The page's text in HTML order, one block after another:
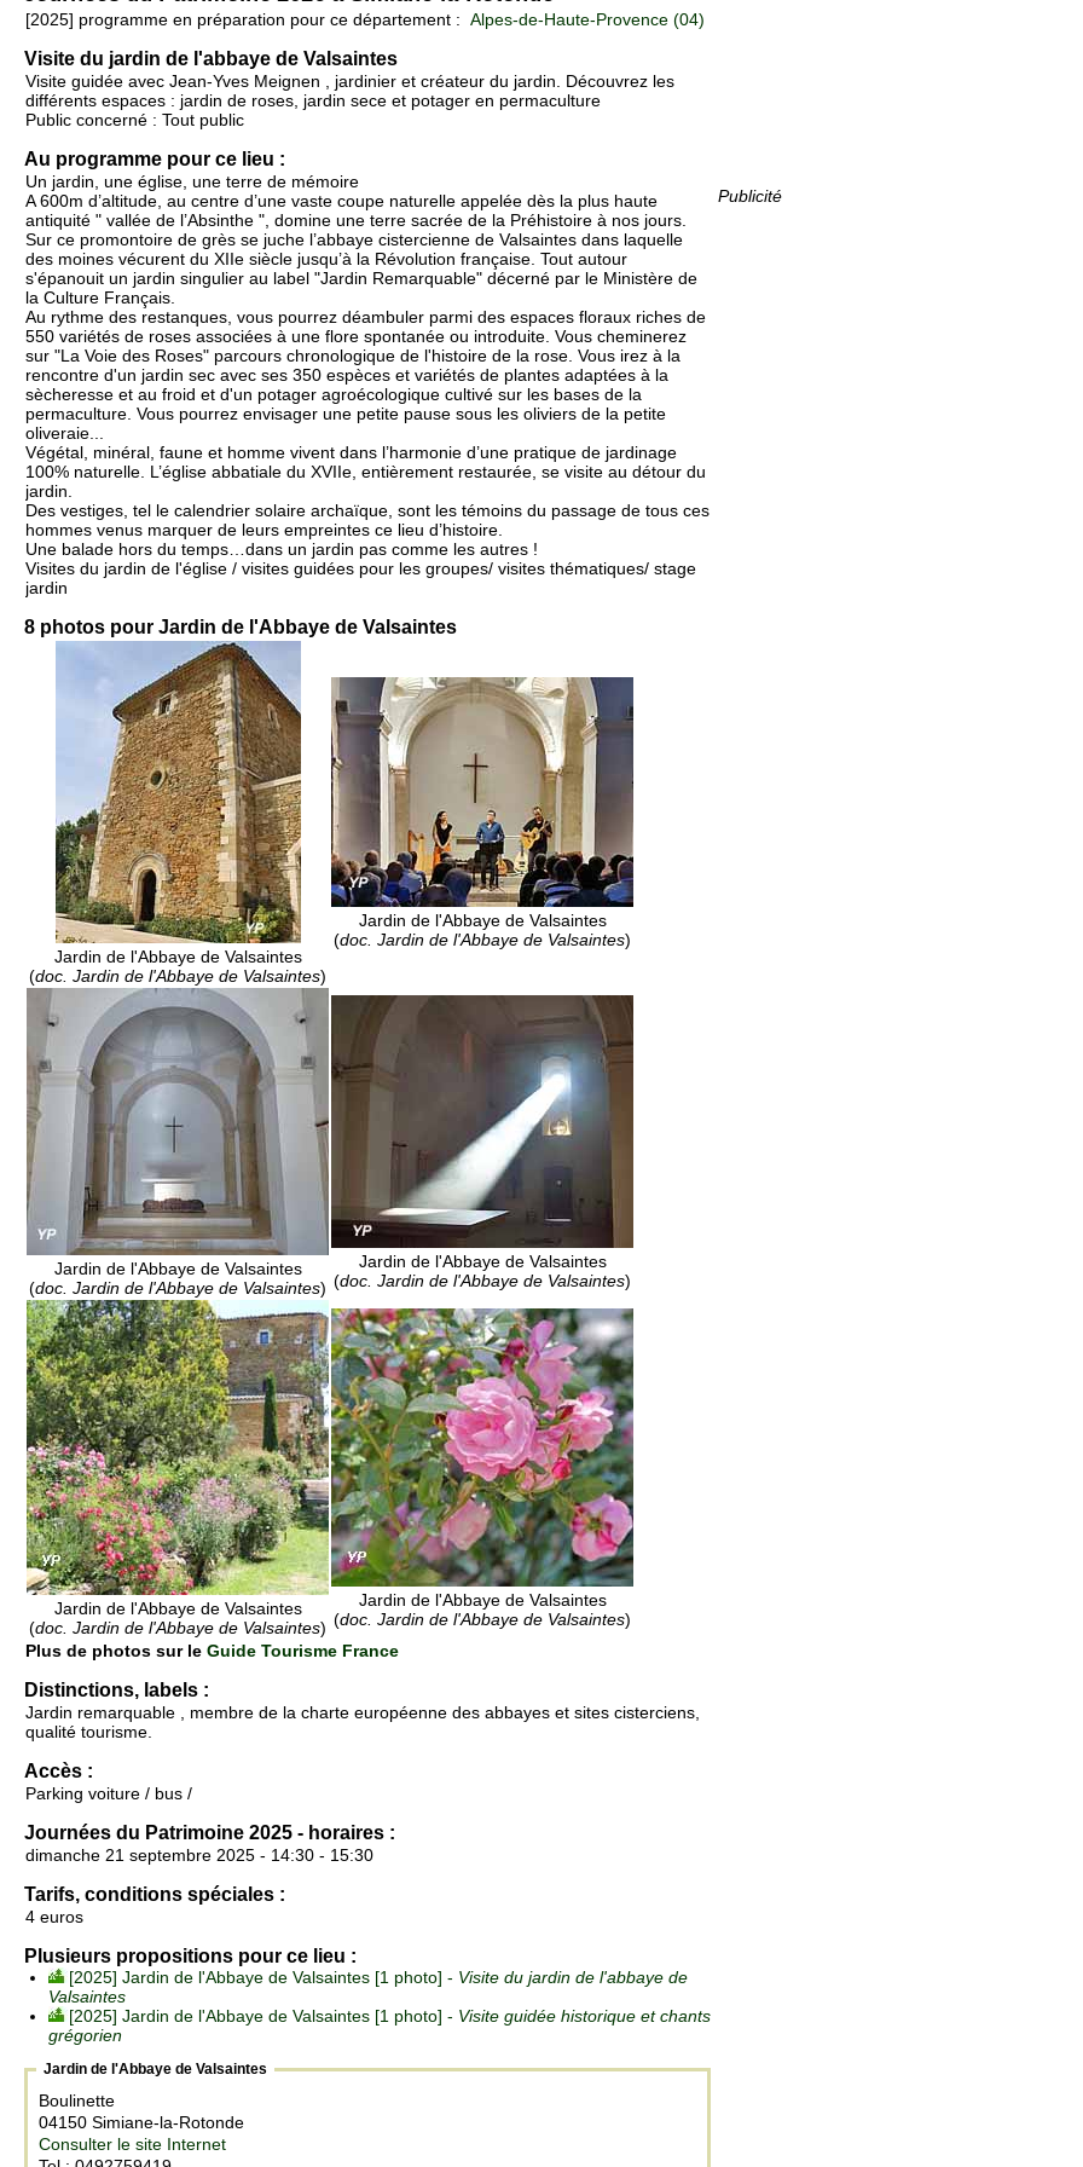
Publicité
[2025] programme en préparation pour ce département : Alpes-de-Haute-Provence (04)
Visite du jardin de l'abbaye de Valsaintes
Visite guidée avec Jean-Yves Meignen , jardinier et créateur du jardin. Découvrez les
différents espaces : jardin de roses, jardin sece et potager en permaculture
Public concerné : Tout public
Au programme pour ce lieu :
Un jardin, une église, une terre de mémoire
A 600m d’altitude, au centre d’une vaste coupe naturelle appelée dès la plus haute
antiquité " vallée de l’Absinthe ", domine une terre sacrée de la Préhistoire à nos jours.
Sur ce promontoire de grès se juche l’abbaye cistercienne de Valsaintes dans laquelle
des moines vécurent du XIIe siècle jusqu’à la Révolution française. Tout autour
s'épanouit un jardin singulier au label "Jardin Remarquable" décerné par le Ministère de
la Culture Français.
Au rythme des restanques, vous pourrez déambuler parmi des espaces floraux riches de
550 variétés de roses associées à une flore spontanée ou introduite. Vous cheminerez
sur "La Voie des Roses" parcours chronologique de l'histoire de la rose. Vous irez à la
rencontre d'un jardin sec avec ses 350 espèces et variétés de plantes adaptées à la
sècheresse et au froid et d'un potager agroécologique cultivé sur les bases de la
permaculture. Vous pourrez envisager une petite pause sous les oliviers de la petite
oliveraie...
Végétal, minéral, faune et homme vivent dans l’harmonie d’une pratique de jardinage
100% naturelle. L’église abbatiale du XVIIe, entièrement restaurée, se visite au détour du
jardin.
Des vestiges, tel le calendrier solaire archaïque, sont les témoins du passage de tous ces
hommes venus marquer de leurs empreintes ce lieu d’histoire.
Une balade hors du temps…dans un jardin pas comme les autres !
Visites du jardin de l'église / visites guidées pour les groupes/ visites thématiques/ stage
jardin
8 photos pour Jardin de l'Abbaye de Valsaintes
Jardin de l'Abbaye de Valsaintes
(doc. Jardin de l'Abbaye de Valsaintes)
Jardin de l'Abbaye de Valsaintes
(doc. Jardin de l'Abbaye de Valsaintes)
Jardin de l'Abbaye de Valsaintes
(doc. Jardin de l'Abbaye de Valsaintes)
Jardin de l'Abbaye de Valsaintes
(doc. Jardin de l'Abbaye de Valsaintes)
Jardin de l'Abbaye de Valsaintes
(doc. Jardin de l'Abbaye de Valsaintes)
Jardin de l'Abbaye de Valsaintes
(doc. Jardin de l'Abbaye de Valsaintes)
Plus de photos sur le Guide Tourisme France
Distinctions, labels :
Jardin remarquable , membre de la charte européenne des abbayes et sites cisterciens,
qualité tourisme.
Accès :
Parking voiture / bus /
Journées du Patrimoine 2025 - horaires :
dimanche 21 septembre 2025 - 14:30 - 15:30
Tarifs, conditions spéciales :
4 euros
Plusieurs propositions pour ce lieu :
[2025] Jardin de l'Abbaye de Valsaintes [1 photo] - Visite du jardin de l'abbaye de
Valsaintes
[2025] Jardin de l'Abbaye de Valsaintes [1 photo] - Visite guidée historique et chants
grégorien
Jardin de l'Abbaye de Valsaintes
Boulinette
04150 Simiane-la-Rotonde
Consulter le site Internet